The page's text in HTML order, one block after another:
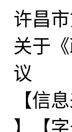
许昌
关于
议
【信
】【